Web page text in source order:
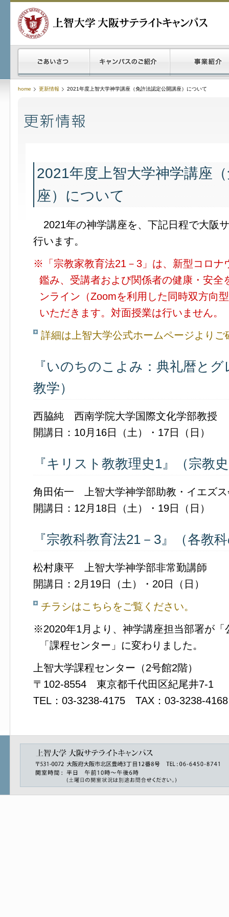
home 更新情報 2021年度上智大学神学講座（免許法認定公開講座）について
2021年度上智大学神学講座
座）について
2021年の神学講座を、下記日程で大阪
行います。
※「宗教家教育法21－3」は、新型コロナ
鑑み、受講者および関係者の健康・安全
ンライン（Zoomを利用した同時双方向
いただきます。対面授業は行いません。
詳細は上智大学公式ホームページよりご
『いのちのこよみ：典礼暦と
教学）
西脇純 西南学院大学国際文化学部教授
開講日：10月16日（土）・17日（日）
『キリスト教教理史1』（宗教
角田佑一 上智大学神学部助教・イエズス
開講日：12月18日（土）・19日（日）
『宗教科教育法21－3』（各教
松村康平 上智大学神学部非常勤講師
開講日：2月19日（土）・20日（日）
チラシはこちらをご覧ください。
※2020年1月より、神学講座担当部署が「
「課程センター」に変わりました。
上智大学課程センター（2号館2階）
〒102-8554 東京都千代田区紀尾井7-1
TEL：03-3238-4175 TAX：03-3238-4168